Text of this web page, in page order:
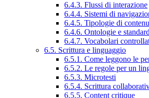
6.4.3. Flussi di interazione
6.4.4. Sistemi di
6.4.5. Tipologie di
6.4.6. Ontologie e standard
6.4.7. Vocabolari
6.5. Scrittura e linguaggio
6.5.1. Come leggono le
6.5.2. Le regole per un
6.5.3. Microtesti
6.5.4. Scrittura
6.5.5. Content critique